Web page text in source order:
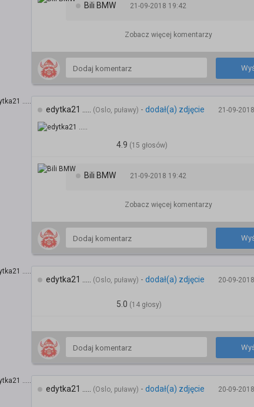
Bili BMW 21-09-2018 19:42
Zobacz więcej komentarzy
edytka21 ..... (Oslo, puławy) - dodał(a) zdjęcie 21-09-
4.9 (15 głosów)
Bili BMW 21-09-2018 19:42
Zobacz więcej komentarzy
edytka21 ..... (Oslo, puławy) - dodał(a) zdjęcie 20-09-
5.0 (14 głosy)
edytka21 ..... (Oslo, puławy) - dodał(a) zdjęcie 20-09-